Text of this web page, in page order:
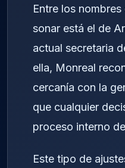
Entre los
sonar está el de
actual secretaria
ella, Monreal
cercanía con la
que cualquier
proceso interno
Este tipo de